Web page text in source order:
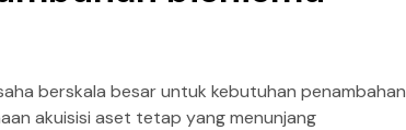
berskala besar untuk kebutuhan penambahan
akuisisi aset tetap yang menunjang